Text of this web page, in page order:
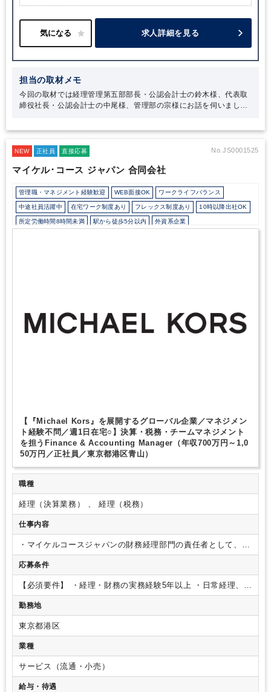
求人詳細を見る
担当の取材メモ
今回の取材では経理管理第五部部長・公認会計士の鈴木様、代表取
締役社長・公認会計士の中尾様、管理部の宗様にお話を伺いまし
かりと評価され、税務未経験で入社して5年で部長の役職に就きま
評価し、還元することを大切にしています。様々な面で成果を大切
キャリアアップが実現可能なのです。またCSアカウンティングは
会計・人事のサービスをワンストップで提供していることから、多
くの税理士・公認会計士・社会労務士が在籍するプロフェッショナ
ル集団です。分からないことが生じても、他の専門家にすぐ聞くこ
NEW 正社員 直接応募 No.JS0001525
マイケル･コース ジャパン 合同会社
管理職・マネジメント経験歓迎 WEB面接OK ワークライフバランス
中途社員活躍中 在宅ワーク制度あり フレックス制度あり 10時以降出社OK
所定労働時間8時間未満 駅から徒歩5分以内 外資系企業
【『Michael Kors』を展開するグローバル企業／マネジメン
ト経験不問／週1日在宅○】決算・税務・チームマネジメント
を担うFinance & Accounting Manager（年収700万円～1,0
50万円／正社員／東京都港区青山）
職種
経理（決算業務） 、 経理（税務）
仕事内容
・マイケルコースジャパンの財務経理部門の責任者として、一
般会計、売掛金、買掛金、原価計算、棚卸資産会計、資金管
理、収益認識、税務を含むすべての会計関連業務を統括する。
の適時かつ正確な作成およびレポーティングを行う。 ・税務
申告や金融機関向けの財務報告を含むレポーティングを統括す
る。・会計基準および社内ポリシーへの準拠を確保し、会計
論点の調査、解釈、および判断を行う。
十分な内部統制を確保する。・海外のシェアードサービスセ
ンターによる経理業務を統括・管理し、サービス品質およびコ
導・育成を通じて、高パフォーマンスな組織を構築する。
年次予算策定およびフォーキャストプロセスを統括し、予実差
応募条件
【必須要件】 ・経理・財務の実務経験5年以上 ・日常経理、決
算業務（月次・年次）、税務対応の実務経験・財務諸表（PL
／BS）の作成またはレビューに関する実務経験
務経験・Microsoft Excelを用いたデータ集計・分析スキル
（基本関数・ピボット等）
ミュニケーションが取れる方 【歓迎要件】・マネジメント経
験・英語でのコミュニケーションスキル
ステムの使用経験 【求める人物像】・主体的に業務に取り組
み、課題解決や業務改善に前向きに取り組める方
勤務地
東京都港区
業種
サービス（流通・小売）
給与・待遇